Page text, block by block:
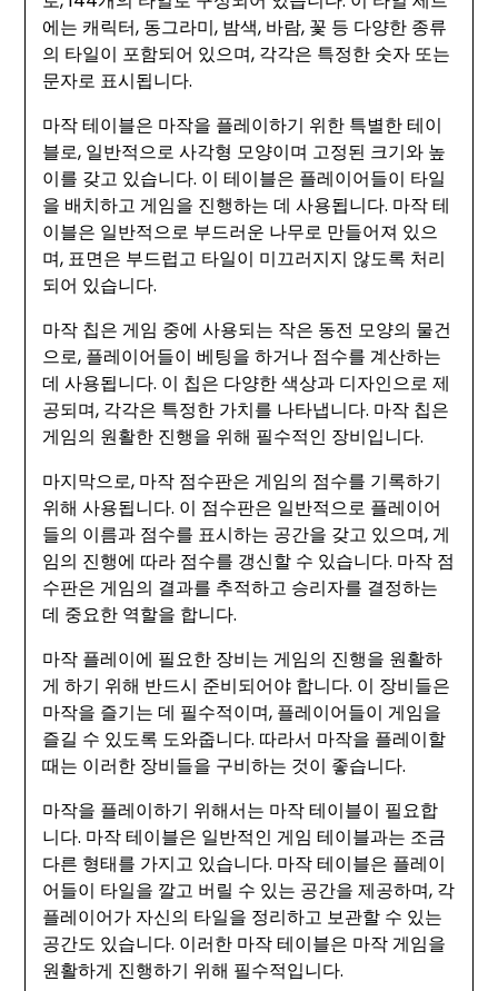
에는 캐릭터, 동그라미, 밤색, 바람, 꽃 등 다양한 종류
의 타일이 포함되어 있으며, 각각은 특정한 숫자 또는
문자로 표시됩니다.
마작 테이블은 마작을 플레이하기 위한 특별한 테이
블로, 일반적으로 사각형 모양이며 고정된 크기와 높
이를 갖고 있습니다. 이 테이블은 플레이어들이 타일
을 배치하고 게임을 진행하는 데 사용됩니다. 마작 테
이블은 일반적으로 부드러운 나무로 만들어져 있으
며, 표면은 부드럽고 타일이 미끄러지지 않도록 처리
되어 있습니다.
마작 칩은 게임 중에 사용되는 작은 동전 모양의 물건
으로, 플레이어들이 베팅을 하거나 점수를 계산하는
데 사용됩니다. 이 칩은 다양한 색상과 디자인으로 제
공되며, 각각은 특정한 가치를 나타냅니다. 마작 칩은
게임의 원활한 진행을 위해 필수적인 장비입니다.
마지막으로, 마작 점수판은 게임의 점수를 기록하기
위해 사용됩니다. 이 점수판은 일반적으로 플레이어
들의 이름과 점수를 표시하는 공간을 갖고 있으며, 게
임의 진행에 따라 점수를 갱신할 수 있습니다. 마작 점
수판은 게임의 결과를 추적하고 승리자를 결정하는
데 중요한 역할을 합니다.
마작 플레이에 필요한 장비는 게임의 진행을 원활하
게 하기 위해 반드시 준비되어야 합니다. 이 장비들은
마작을 즐기는 데 필수적이며, 플레이어들이 게임을
즐길 수 있도록 도와줍니다. 따라서 마작을 플레이할
때는 이러한 장비들을 구비하는 것이 좋습니다.
마작을 플레이하기 위해서는 마작 테이블이 필요합
니다. 마작 테이블은 일반적인 게임 테이블과는 조금
다른 형태를 가지고 있습니다. 마작 테이블은 플레이
어들이 타일을 깔고 버릴 수 있는 공간을 제공하며, 각
플레이어가 자신의 타일을 정리하고 보관할 수 있는
공간도 있습니다. 이러한 마작 테이블은 마작 게임을
원활하게 진행하기 위해 필수적입니다.